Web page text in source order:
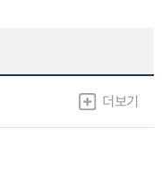
더보기